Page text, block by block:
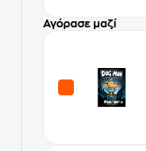
Αγόρασε μαζί